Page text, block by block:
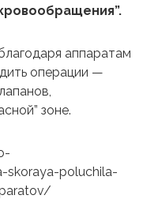
аппаратам
операции —
зоне.
skoraya-poluchila-